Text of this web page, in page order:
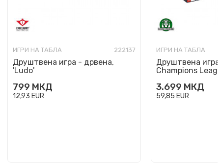
ИГРИ НА ТАБЛА 222137
Друштвена игра - дрвена,
'Ludo'
799 МКД
12,93 EUR
ИГРИ НА ТАБЛА
Друштвена
Champions
3.699 МКД
59,85 EUR